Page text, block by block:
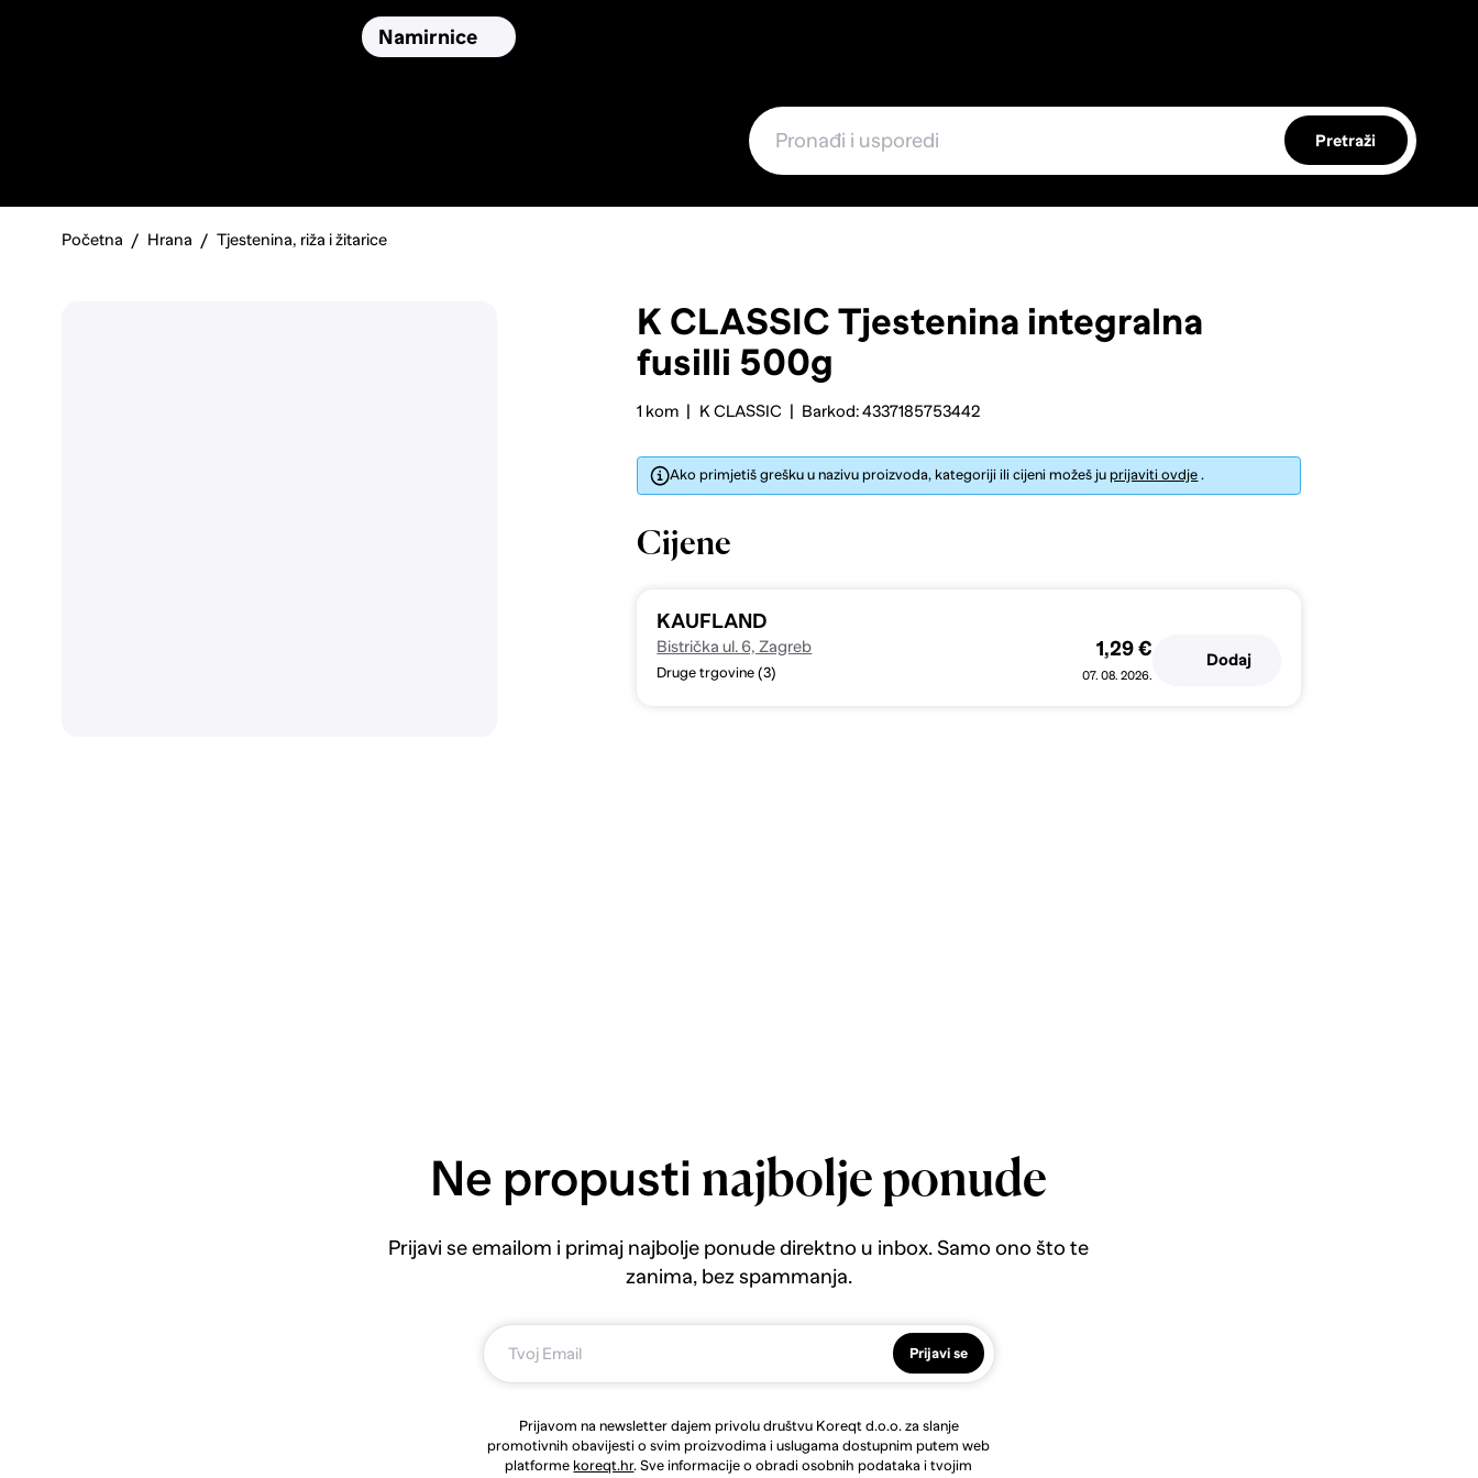
Namirnice
Pretraži
Početna Hrana Tjestenina, riža i žitarice
K CLASSIC Tjestenina integralna
fusilli 500g
1 kom K CLASSIC Barkod: 4337185753442
Ako primjetiš grešku u nazivu proizvoda, kategoriji ili cijeni možeš juprijaviti ovdje .
Cijene
KAUFLAND
Bistrička ul. 6, Zagreb
Druge trgovine (3)
1,29 €
07. 08. 2026.
Dodaj
Ne propusti najbolje ponude
Prijavi se emailom i primaj najbolje ponude direktno u inbox. Samo ono što te
zanima, bez spammanja.
Prijavi se
Prijavom na newsletter dajem privolu društvu Koreqt d.o.o. za slanje
promotivnih obavijesti o svim proizvodima i uslugama dostupnim putem web
platforme koreqt.hr. Sve informacije o obradi osobnih podataka i tvojim